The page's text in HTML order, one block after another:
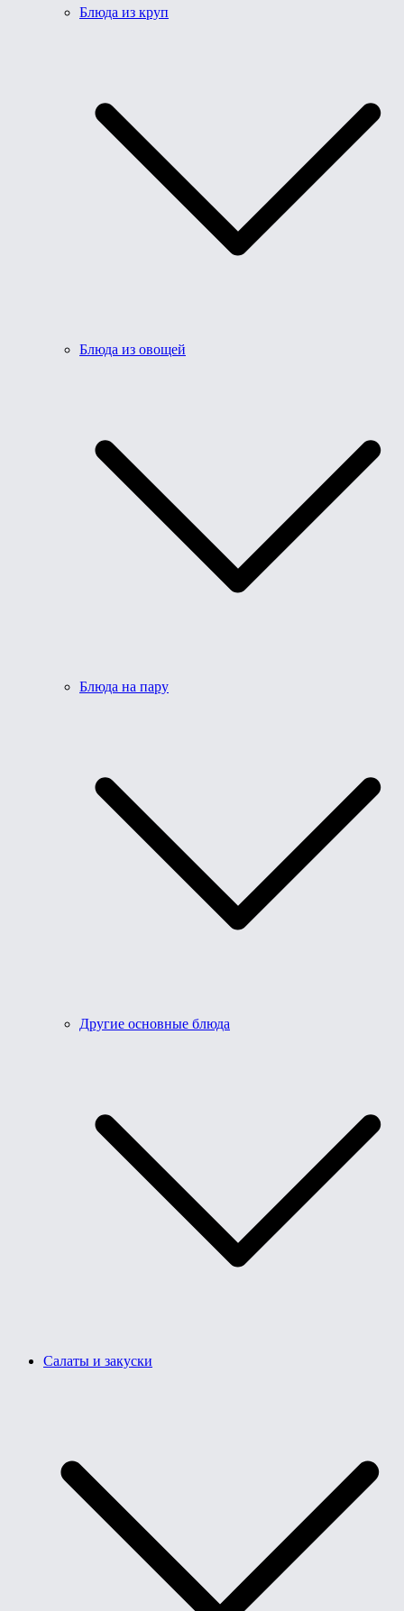
Блюда из круп
Блюда из овощей
Блюда на пару
Другие основные блюда
Салаты и закуски